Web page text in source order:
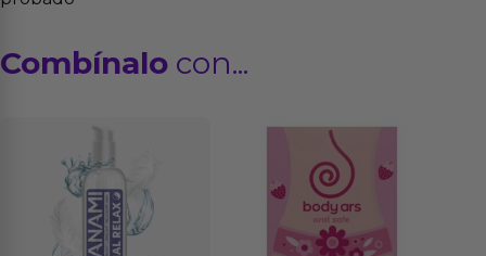
Combínalo con...